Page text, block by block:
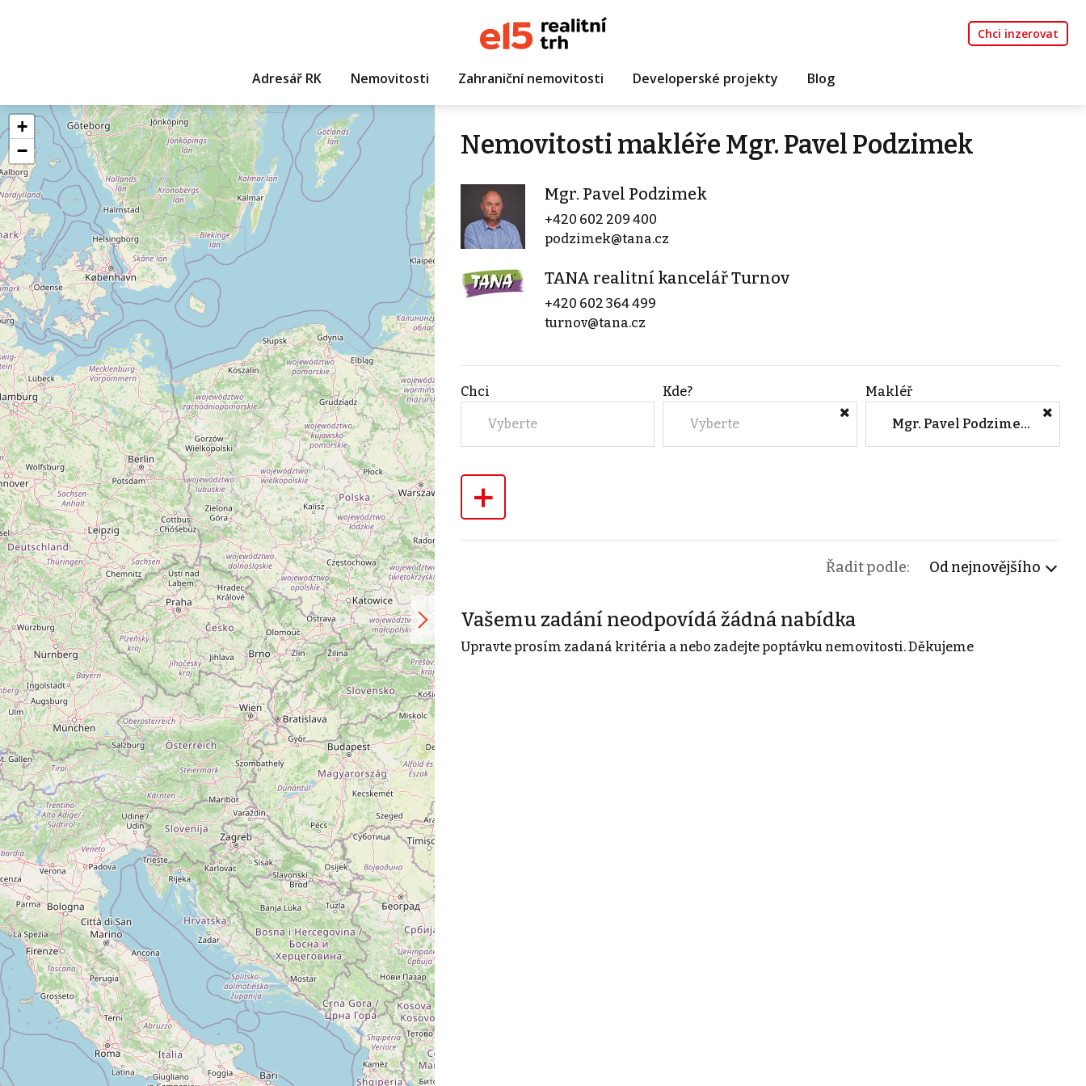
Chci inzerovat
Adresář RK Nemovitosti Zahraniční nemovitosti Developerské projekty Blog
+
−
Nemovitosti makléře Mgr. Pavel Podzimek
Mgr. Pavel Podzimek
+420 602 209 400
podzimek@tana.cz
TANA realitní kancelář Turnov
+420 602 364 499
turnov@tana.cz
Chci
Vyberte
Kde?
Vyberte
Makléř
Mgr. Pavel Podzimek (TANA realitní kancelář Turnov)
+
Řadit podle: Od nejnovějšího
Vašemu zadání neodpovídá žádná nabídka
Upravte prosím zadaná kritéria a nebo zadejte poptávku nemovitosti. Děkujeme